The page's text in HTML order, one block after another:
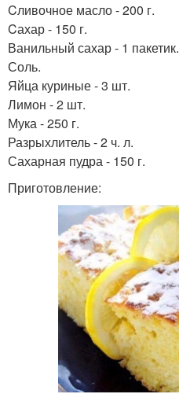
Cливочное масло - 200 г.
Cахар - 150 г.
Ванильный сахар - 1 пакетик.
Соль.
Яйца куриные - 3 шт.
Лимон - 2 шт.
Мука - 250 г.
Разрыхлитель - 2 ч. л.
Сахарная пудра - 150 г.
Приготовление: